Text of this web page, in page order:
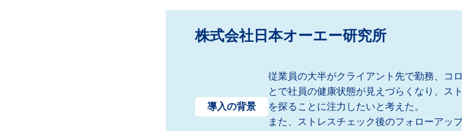
株式会社日本オーエー研究所
導入の背景
従業員の大半がクライアント先で勤務、コ
とで社員の健康状態が見えづらくなり、ス
を探ることに注力したいと考えた。
また、ストレスチェック後のフォローアッ